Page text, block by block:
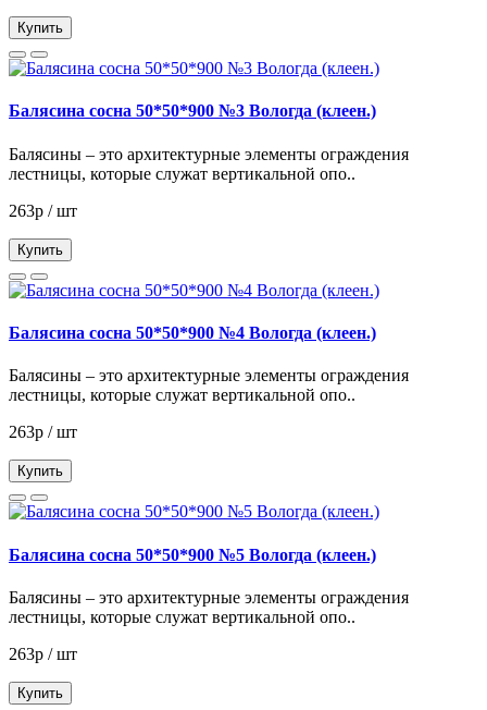
Купить
Балясина сосна 50*50*900 №3 Вологда (клеен.)
Балясины – это архитектурные элементы ограждения
лестницы, которые служат вертикальной опо..
263р / шт
Купить
Балясина сосна 50*50*900 №4 Вологда (клеен.)
Балясины – это архитектурные элементы ограждения
лестницы, которые служат вертикальной опо..
263р / шт
Купить
Балясина сосна 50*50*900 №5 Вологда (клеен.)
Балясины – это архитектурные элементы ограждения
лестницы, которые служат вертикальной опо..
263р / шт
Купить